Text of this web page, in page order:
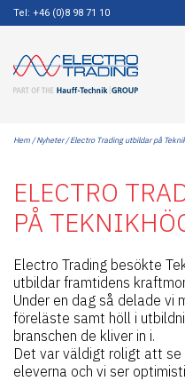
Tel: +46 (0)8 98 71 10
Hem /Nyheter/ Electro Trading utbildar på
ELECTRO
PÅ
Electro Trading besökte
utbildar framtidens
Under en dag så delade vi
föreläste samt höll i
branschen de kliver in i.
Det var väldigt roligt att
eleverna och vi ser